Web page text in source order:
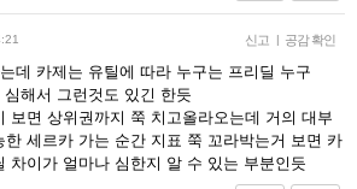
신고 | 공감 확인
데 카제는 유틸에 따라 누구는 프리딜 누구
해서 그런것도 있긴 한듯
보면 상위권까지 쭉 치고올라오는데 거의 대부
한 세르카 가는 순간 지표 쭉 꼬라박는거 보면 카
차이가 얼마나 심한지 알 수 있는 부분인듯